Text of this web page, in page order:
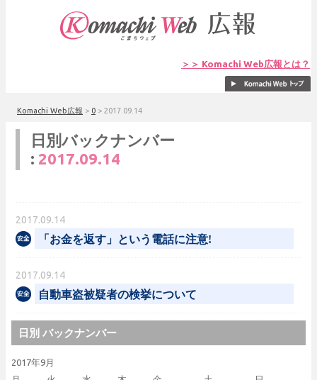
＞＞ Komachi Web広報とは？
Komachi Web広報 > 0 > 2017.09.14
日別バックナンバー
: 2017.09.14
2017.09.14
「お金を返す」という電話に注意!
2017.09.14
自動車盗被疑者の検挙について
日別 バックナンバー
2017年9月